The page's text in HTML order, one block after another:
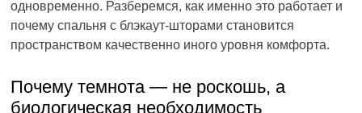
одновременно. Разберемся, как именно это работает и
почему спальня с блэкаут-шторами становится
пространством качественно иного уровня комфорта.
Почему темнота — не роскошь, а
биологическая необходимость